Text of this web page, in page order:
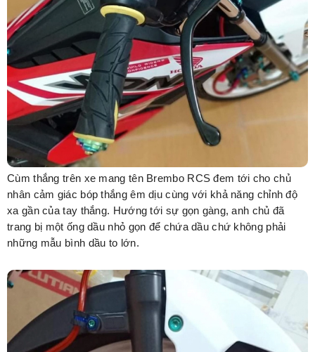
Cùm thắng trên xe mang tên Brembo RCS đem tới cho chủ
nhân cảm giác bóp thắng êm dịu cùng với khả năng chỉnh độ
xa gần của tay thắng. Hướng tới sự gọn gàng, anh chủ đã
trang bị một ống dầu nhỏ gọn để chứa dầu chứ không phải
những mẫu bình dầu to lớn.